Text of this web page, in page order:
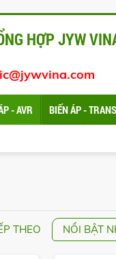
HỢP JYW
- AVR BIẾN ÁP -
THEO NỔI BẬT